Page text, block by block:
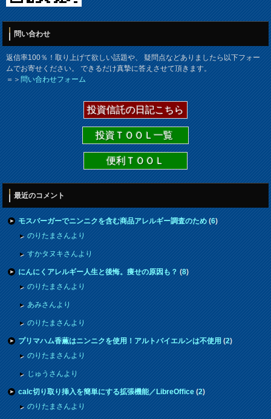
問い合わせ
返信率100％！取り上げて欲しい話題や、 疑問点などありましたら以下フォー
ムでお寄せください。 できるだけ真摯に答えさせて頂きます。
＝＞問い合わせフォーム
投資信託の日記こちら
投資ＴＯＯＬ一覧
便利ＴＯＯＬ
最近のコメント
モスバーガーでニンニクを含む商品アレルギー調査のため(6)
のりたまさんより
すかタヌキさんより
にんにくアレルギー人生と後悔。痩せの原因も？(8)
のりたまさんより
あみさんより
のりたまさんより
プリマハム香薫はニンニクを使用！アルトバイエルンは不使用(2)
のりたまさんより
じゅうさんより
calc切り取り挿入を簡単にする拡張機能／LibreOffice(2)
のりたまさんより